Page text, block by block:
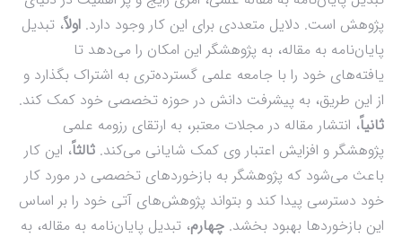
پژوهش است. دلایل متعددی برای این کار وجود دارد. اولاً، تبدیل
پایان‌نامه به مقاله، به پژوهشگر این امکان را می‌دهد تا
یافته‌های خود را با جامعه علمی گسترده‌تری به اشتراک بگذارد و
از این طریق، به پیشرفت دانش در حوزه تخصصی خود کمک کند.
ثانیاً، انتشار مقاله در مجلات معتبر، به ارتقای رزومه علمی
پژوهشگر و افزایش اعتبار وی کمک شایانی می‌کند. ثالثاً، این کار
باعث می‌شود که پژوهشگر به بازخوردهای تخصصی در مورد کار
خود دسترسی پیدا کند و بتواند پژوهش‌های آتی خود را بر اساس
این بازخوردها بهبود بخشد. چهارم، تبدیل پایان‌نامه به مقاله، به